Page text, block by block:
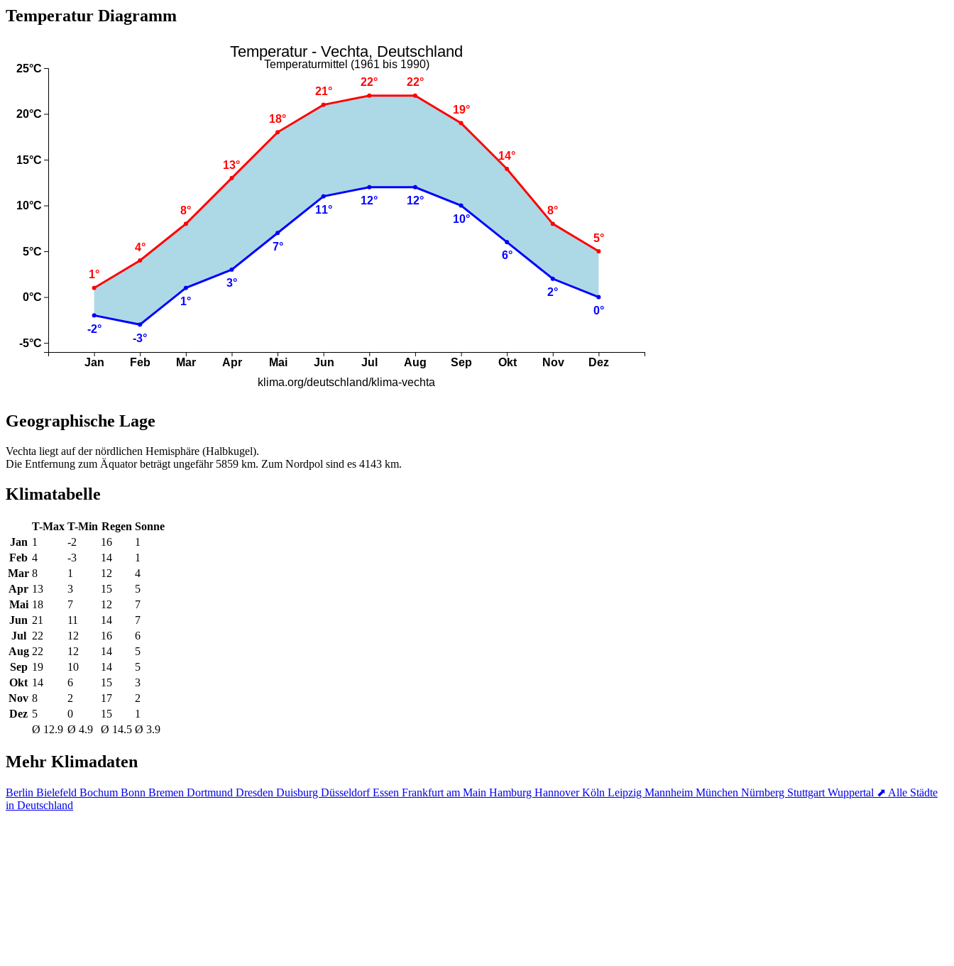
Temperatur Diagramm
Geographische Lage
Vechta liegt auf der nördlichen Hemisphäre (Halbkugel).
Die Entfernung zum Äquator beträgt ungefähr 5859 km. Zum Nordpol sind es 4143 km.
Klimatabelle
T-Max T-Min Regen Sonne
Jan 1 -2 16
1
Feb 4 -3 14
1
Mar 8 1 12
4
Apr 13 3 15
5
Mai 18 7 12
7
Jun 21 11 14
7
Jul 22 12 16
6
Aug 22 12 14
5
Sep 19 10 14
5
Okt 14 6 15
3
Nov 8 2 17
2
Dez 5 0 15
1
Ø 12.9 Ø 4.9 Ø 14.5 Ø 3.9
Mehr Klimadaten
Berlin Bielefeld Bochum Bonn Bremen Dortmund Dresden Duisburg DüsseldorfEssen Frankfurt am Main Hamburg HannoverKöln Leipzig Mannheim München Nürnberg Stuttgart Wuppertal ⬈ Alle Städte
in Deutschland